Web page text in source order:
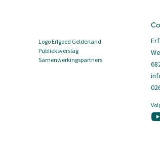
Logo Erfgoed Gelderland
Publieksverslag
Samenwerkingspartners